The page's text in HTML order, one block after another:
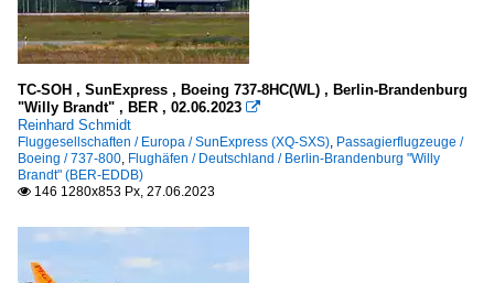
TC-SOH , SunExpress , Boeing 737-8HC(WL) , Berlin-Brandenburg
"Willy Brandt" , BER , 02.06.2023 
Reinhard Schmidt
Fluggesellschaften / Europa / SunExpress (XQ-SXS), Passagierflugzeuge /
Boeing / 737-800, Flughäfen / Deutschland / Berlin-Brandenburg "Willy
Brandt" (BER-EDDB)
 146 1280x853 Px, 27.06.2023